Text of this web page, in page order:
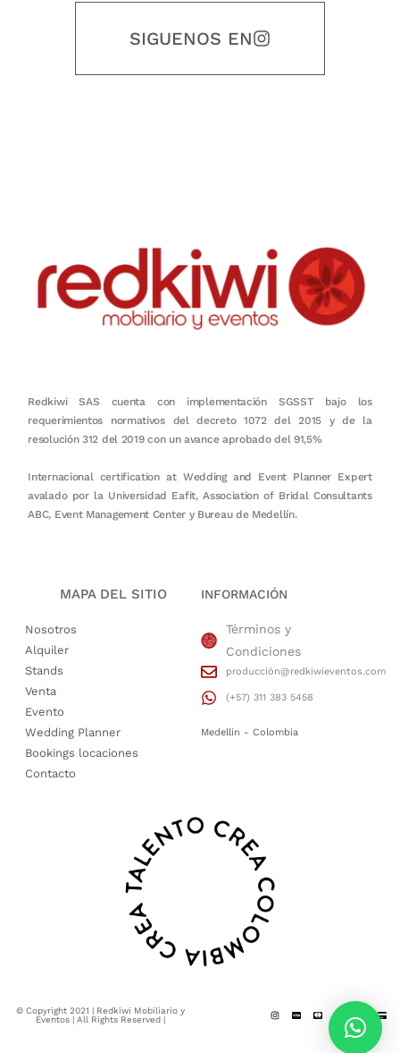
SIGUENOS EN
Redkiwi SAS cuenta con implementación SGSST bajo los
requerimientos normativos del decreto 1072 del 2015 y de la
resolución 312 del 2019 con un avance aprobado del 91,5%
Internacional certification at Wedding and Event Planner Expert
avalado por la Universidad Eafit, Association of Bridal Consultants
ABC, Event Management Center y Bureau de Medellín.
MAPA DEL SITIO
Nosotros
Alquiler
Stands
Venta
Evento
Wedding Planner
Bookings locaciones
Contacto
INFORMACIÓN
Términos y
Condiciones
producción@redkiwieventos.com
(+57) 311 383 5458
Medellin - Colombia
© Copyright 2021 | Redkiwi Mobiliario y
Eventos | All Rights Reserved |